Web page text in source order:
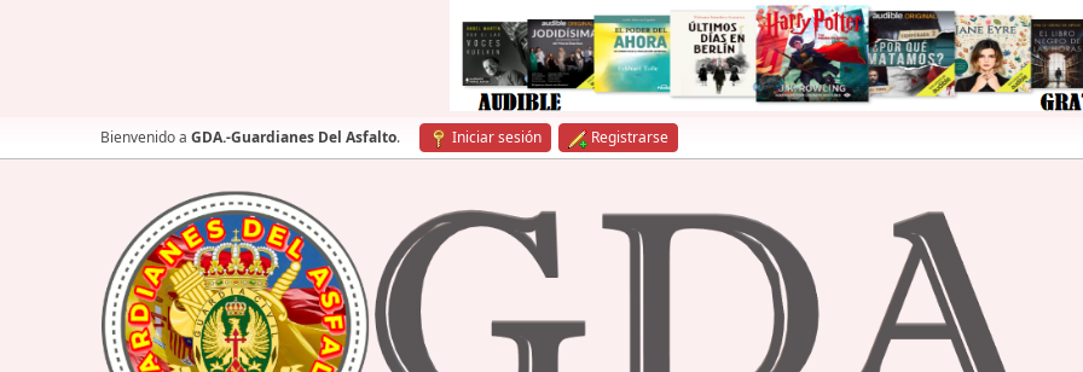
Bienvenido a GDA.-Guardianes Del Asfalto. Iniciar sesión Registrarse